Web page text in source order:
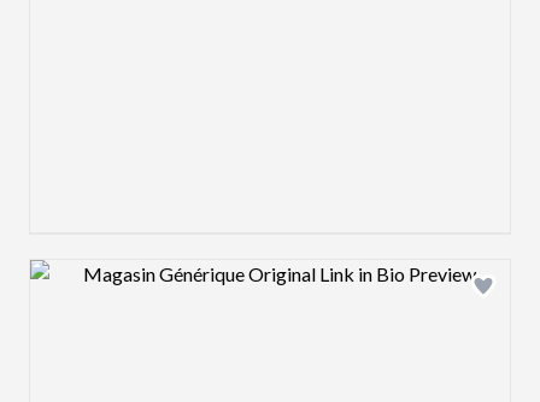
Design preview image